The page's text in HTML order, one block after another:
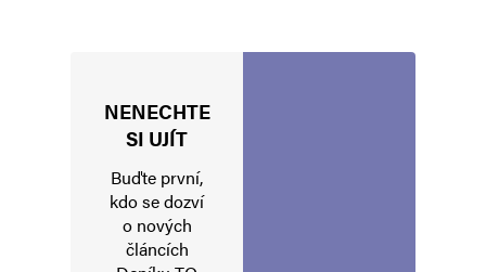
NENECHTE
SI UJÍT
Buďte první,
kdo se dozví
o nových
článcích